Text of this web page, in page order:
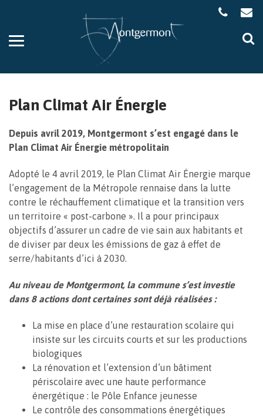
Aller
la
Plan Climat Air Énergie
Depuis avril 2019, Montgermont s’est engagé dans le
Plan Climat Air Énergie métropolitain
Adopté le 4 avril 2019, le Plan Climat Air Énergie marque
l’engagement de la Métropole rennaise dans la lutte
contre le réchauffement climatique et la transition vers
un territoire « post-carbone ». Il a pour principaux
objectifs d’assurer un cadre de vie sain aux habitants et
de diviser par deux les émissions de gaz à effet de
serre/habitants d’ici à 2030.
Au niveau de Montgermont, la commune s’est investie
dans 8 actions dont certaines sont déjà réalisées :
La mise en place d’une restauration scolaire qui
insiste sur les circuits courts et sur les productions
biologiques
La rénovation et l’extension d’un bâtiment
périscolaire avec une haute performance
énergétique : le Pôle Enfance jeunesse
Le contrôle des consommations énergétiques